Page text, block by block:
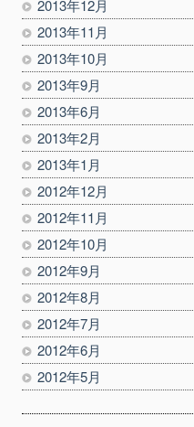
2013年12月
2013年11月
2013年10月
2013年9月
2013年6月
2013年2月
2013年1月
2012年12月
2012年11月
2012年10月
2012年9月
2012年8月
2012年7月
2012年6月
2012年5月